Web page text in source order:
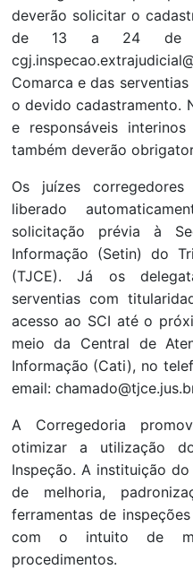
deverão solicitar o
de 13 a 24 de
Comarca e das
o devido cadastramento.
e responsáveis
também deverão
Os juízes
liberado
solicitação prévia à
Informação (Setin) do
(TJCE). Já os
serventias com
acesso ao SCI até o
meio da Central de
Informação (Cati), no
email:
A Corregedoria
otimizar a utilização
Inspeção. A instituição
de melhoria,
ferramentas de
com o intuito de
procedimentos.